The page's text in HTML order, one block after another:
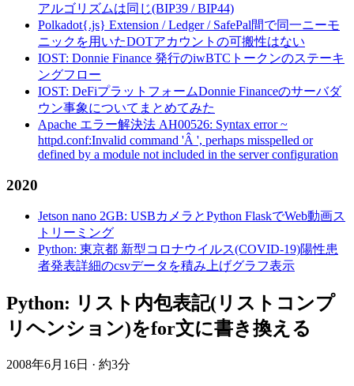
アルゴリズムは同じ(BIP39 / BIP44)
Polkadot{.js} Extension / Ledger / SafePal間で同一ニーモ
ニックを用いたDOTアカウントの可搬性はない
IOST: Donnie Finance 発行のiwBTCトークンのステーキ
ングフロー
IOST: DeFiプラットフォームDonnie Financeのサーバダ
ウン事象についてまとめてみた
Apache エラー解決法 AH00526: Syntax error ~
httpd.conf:Invalid command 'Â ', perhaps misspelled or
defined by a module not included in the server configuration
2020
Jetson nano 2GB: USBカメラとPython FlaskでWeb動画ス
トリーミング
Python: 東京都 新型コロナウイルス(COVID-19)陽性患
者発表詳細のcsvデータを積み上げグラフ表示
Python: リスト内包表記(リストコンプ
リヘンション)をfor文に書き換える
2008年6月16日 · 約3分